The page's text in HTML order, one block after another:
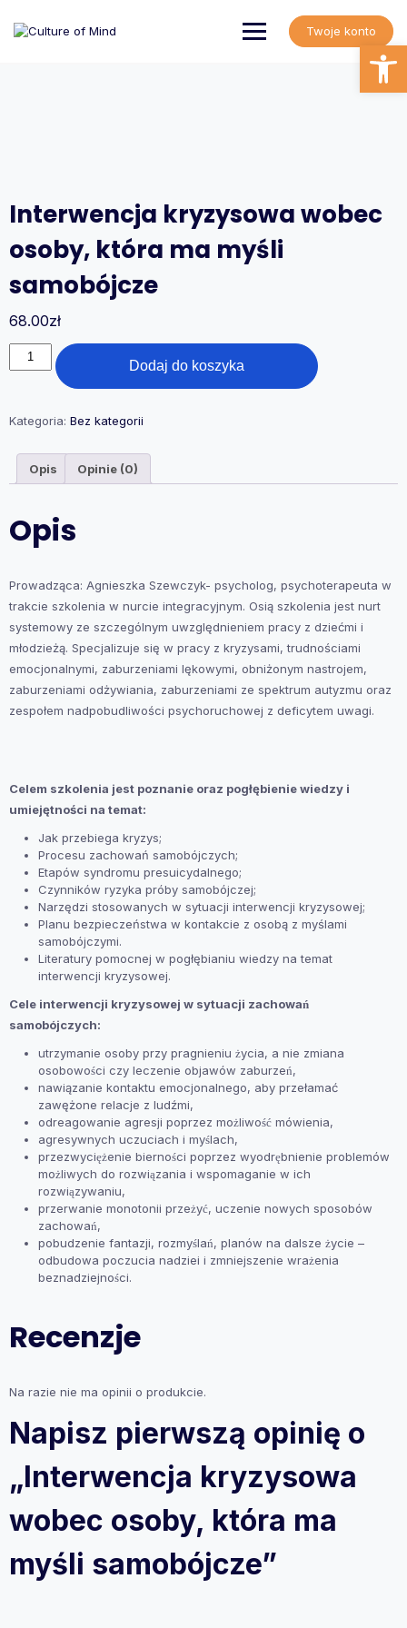
content
Twoje konto
Interwencja kryzysowa wobec
osoby, która ma myśli
samobójcze
68.00zł
ilość
Interwencja
kryzysowa
osoby,
ma
myśli
samobójcze
Dodaj do koszyka
Kategoria: Bez kategorii
Opis Opinie (0)
Opis
Prowadząca: Agnieszka Szewczyk- psycholog, psychoterapeuta w
trakcie szkolenia w nurcie integracyjnym. Osią szkolenia jest nurt
systemowy ze szczególnym uwzględnieniem pracy z dziećmi i
młodzieżą. Specjalizuje się w pracy z kryzysami, trudnościami
emocjonalnymi, zaburzeniami lękowymi, obniżonym nastrojem,
zaburzeniami odżywiania, zaburzeniami ze spektrum autyzmu oraz
zespołem nadpobudliwości psychoruchowej z deficytem uwagi.
Celem szkolenia jest poznanie oraz pogłębienie wiedzy i
umiejętności na temat:
Jak przebiega kryzys;
Procesu zachowań samobójczych;
Etapów syndromu presuicydalnego;
Czynników ryzyka próby samobójczej;
Narzędzi stosowanych w sytuacji interwencji kryzysowej;
Planu bezpieczeństwa w kontakcie z osobą z myślami
samobójczymi.
Literatury pomocnej w pogłębianiu wiedzy na temat
interwencji kryzysowej.
Cele interwencji kryzysowej w sytuacji zachowań
samobójczych:
utrzymanie osoby przy pragnieniu życia, a nie zmiana
osobowości czy leczenie objawów zaburzeń,
nawiązanie kontaktu emocjonalnego, aby przełamać
zawężone relacje z ludźmi,
odreagowanie agresji poprzez możliwość mówienia,
agresywnych uczuciach i myślach,
przezwyciężenie bierności poprzez wyodrębnienie problemów
możliwych do rozwiązania i wspomaganie w ich
rozwiązywaniu,
przerwanie monotonii przeżyć, uczenie nowych sposobów
zachowań,
pobudzenie fantazji, rozmyślań, planów na dalsze życie –
odbudowa poczucia nadziei i zmniejszenie wrażenia
beznadziejności.
Recenzje
Na razie nie ma opinii o produkcie.
Napisz pierwszą opinię o
„Interwencja kryzysowa
wobec osoby, która ma
myśli samobójcze”